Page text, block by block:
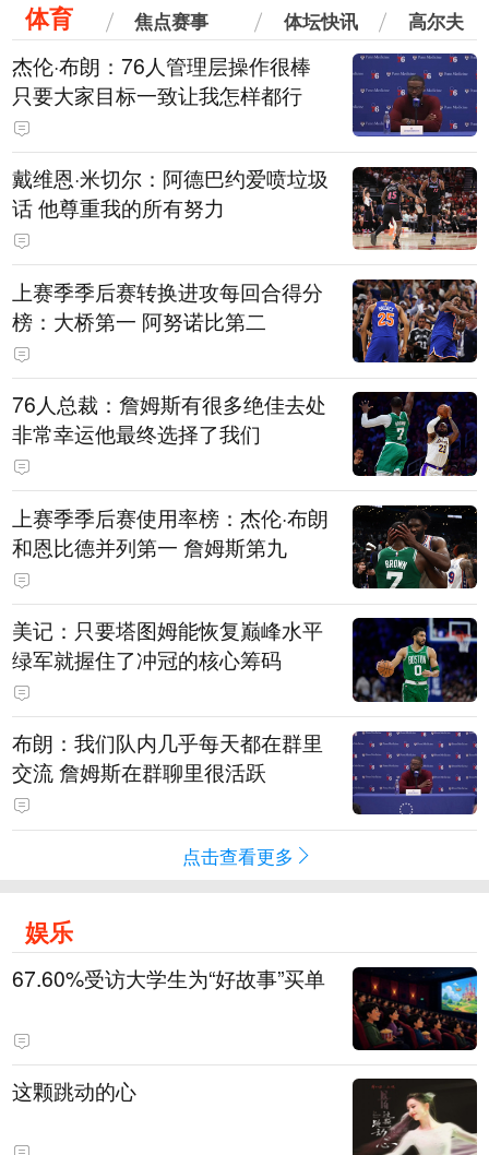
体育 焦点赛事 体坛快讯 高尔夫
杰伦·布朗：76人管理层操作很棒
只要大家目标一致让我怎样都行
戴维恩·米切尔：阿德巴约爱喷垃圾
话 他尊重我的所有努力
上赛季季后赛转换进攻每回合得分
榜：大桥第一 阿努诺比第二
76人总裁：詹姆斯有很多绝佳去处
非常幸运他最终选择了我们
上赛季季后赛使用率榜：杰伦·布朗
和恩比德并列第一 詹姆斯第九
美记：只要塔图姆能恢复巅峰水平
绿军就握住了冲冠的核心筹码
布朗：我们队内几乎每天都在群里
交流 詹姆斯在群聊里很活跃
点击查看更多
娱乐
67.60%受访大学生为“好故事”买单
这颗跳动的心